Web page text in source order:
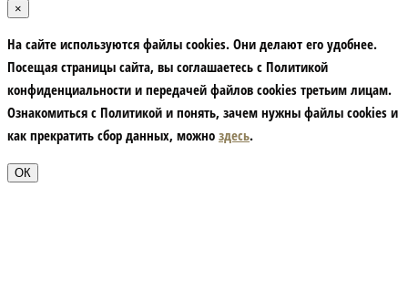
×
На сайте используются файлы cookies. Они делают его удобнее.
Посещая страницы сайта, вы соглашаетесь с Политикой
конфиденциальности и передачей файлов cookies третьим лицам.
Ознакомиться с Политикой и понять, зачем нужны файлы сookies и
как прекратить сбор данных, можно здесь.
ОК